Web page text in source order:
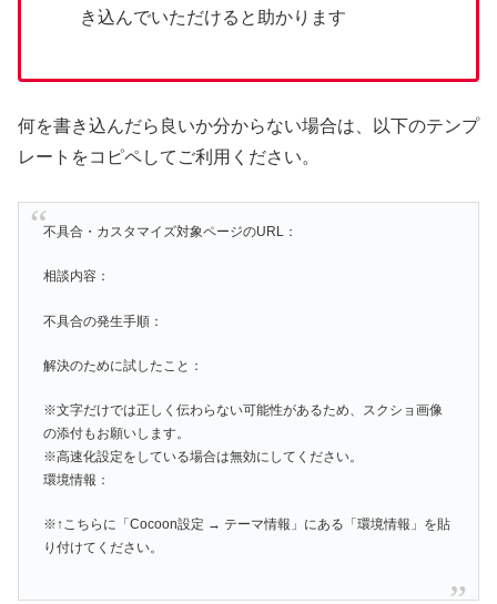
き込んでいただけると助かります
何を書き込んだら良いか分からない場合は、以下のテンプ
レートをコピペしてご利用ください。
不具合・カスタマイズ対象ページのURL：
相談内容：
不具合の発生手順：
解決のために試したこと：
※文字だけでは正しく伝わらない可能性があるため、スクショ画像
の添付もお願いします。
※高速化設定をしている場合は無効にしてください。
環境情報：
※↑こちらに「Cocoon設定 → テーマ情報」にある「環境情報」を貼
り付けてください。